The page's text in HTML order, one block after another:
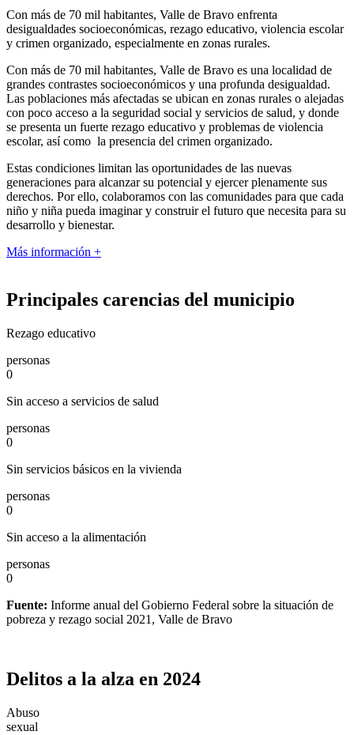
Con más de 70 mil habitantes, Valle de Bravo enfrenta
desigualdades socioeconómicas, rezago educativo, violencia escolar
y crimen organizado, especialmente en zonas rurales.
Con más de 70 mil habitantes, Valle de Bravo es una localidad de
grandes contrastes socioeconómicos y una profunda desigualdad.
Las poblaciones más afectadas se ubican en zonas rurales o alejadas
con poco acceso a la seguridad social y servicios de salud, y donde
se presenta un fuerte rezago educativo y problemas de violencia
escolar, así como la presencia del crimen organizado.
Estas condiciones limitan las oportunidades de las nuevas
generaciones para alcanzar su potencial y ejercer plenamente sus
derechos. Por ello, colaboramos con las comunidades para que cada
niño y niña pueda imaginar y construir el futuro que necesita para su
desarrollo y bienestar.
Más información +
Principales carencias del municipio
Rezago educativo
personas
0
Sin acceso a servicios de salud
personas
0
Sin servicios básicos en la vivienda
personas
0
Sin acceso a la alimentación
personas
0
Fuente: Informe anual del Gobierno Federal sobre la situación de
pobreza y rezago social 2021, Valle de Bravo
Delitos a la alza en 2024
Abuso
sexual